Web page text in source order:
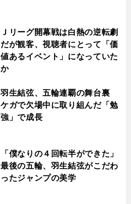
Ｊリーグ開幕戦は白熱の逆転劇
だが観客、視聴者にとって「価
値あるイベント」になっていた
か
羽生結弦、五輪連覇の舞台裏
ケガで欠場中に取り組んだ「勉
強」で成長
「僕なりの４回転半ができた」
最後の五輪、羽生結弦がこだわ
ったジャンプの美学